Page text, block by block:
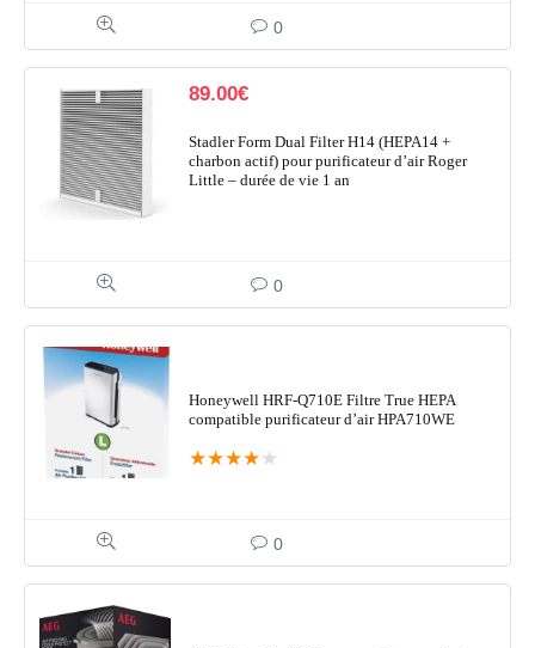
0
89.00€
Stadler Form Dual Filter H14 (HEPA14 +
charbon actif) pour purificateur d’air Roger
Little – durée de vie 1 an
0
Honeywell HRF-Q710E Filtre True HEPA
compatible purificateur d’air HPA710WE
★★★★ ★
0